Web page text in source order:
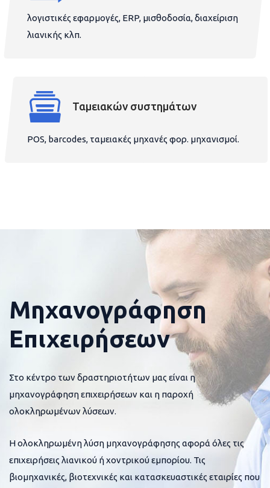
λογιστικές εφαρμογές, ERP, μισθοδοσία, διαχείριση
λιανικής κλπ.
Ταμειακών συστημάτων
POS, barcodes, ταμειακές μηχανές φορ. μηχανισμοί.
Μηχανογράφηση
Επιχειρήσεων
Στο κέντρο των δραστηριοτήτων μας είναι η
μηχανογράφηση επιχειρήσεων και η παροχή
ολοκληρωμένων λύσεων.
Η ολοκληρωμένη λύση μηχανογράφησης αφορά όλες τις
επιχειρήσεις λιανικού ή χοντρικού εμπορίου. Τις
βιομηχανικές, βιοτεχνικές και κατασκευαστικές εταιρίες που